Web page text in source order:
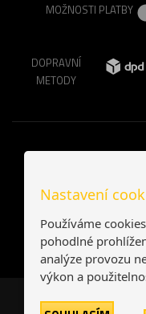
MOŽNOSTI PLATBY
DOPRAVNÍ
METODY
Česká
Nastavení
Používáme
pohodlné
analýze provozu
výkon a